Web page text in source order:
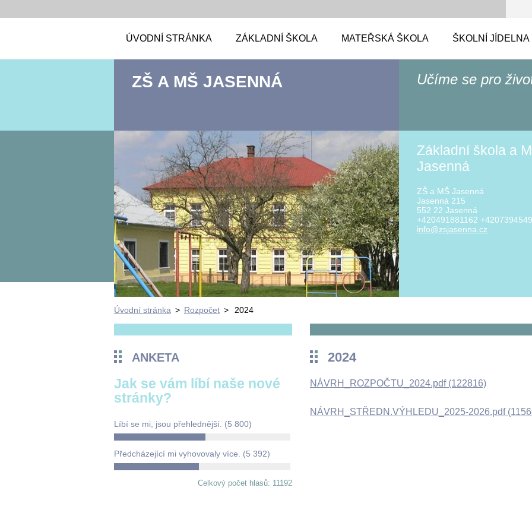
ÚVODNÍ STRÁNKA ZÁKLADNÍ ŠKOLA MATEŘSKÁ ŠKOLA ŠKOLNÍ JÍDELNA
ZŠ A MŠ JASENNÁ Učíme se pro
Základní škola a
Jasenná
ZŠ a MŠ Jasenná
Jasenná 215
552 22 Jasenná
+420491881162
info@zsjasenna.cz
Úvodní stránka > Rozpočet > 2024
ANKETA
Jak se vám líbí naše nové
stránky?
Líbí se mi, jsou přehlednější. (5 800)
Předcházející mi vyhovovaly více. (5 392)
Celkový počet hlasů: 11192
2024
NÁVRH_ROZPOČTU_2024.pdf (122816)
NÁVRH_STŘEDN.VÝHLEDU_2025-2026.pdf